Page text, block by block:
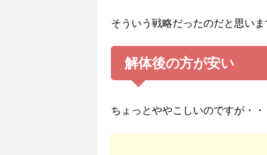
そういう戦略だったのだと思いま
解体後の方が安い
ちょっとややこしいのですが・・